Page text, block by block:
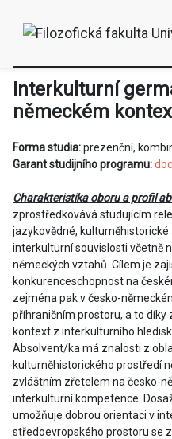
Interkulturní
německém
Forma studia:prezenční,
Garant studijního programu:
Charakteristika oboru a profil
zprostředkovává studujícím
jazykovědné,
interkulturní souvislosti včetně
německých vztahů. Cílem je
konkurenceschopnost na
zejména pak v česko-
příhraničním prostoru, a to díky
kontext z interkulturního
Absolvent/ka má znalosti z
kulturněhistorického prostředí
zvláštním zřetelem na česko-
interkulturní kompetence.
umožňuje dobrou orientaci v
středoevropského prostoru se